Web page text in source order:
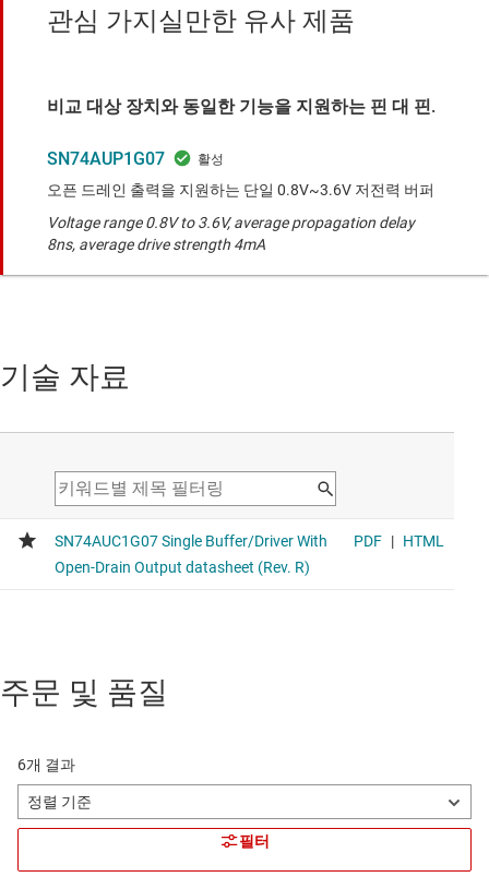
관심 가지실만한 유사 제품
비교 대상 장치와 동일한 기능을 지원하는 핀 대 핀.
SN74AUP1G07
오픈 드레인 출력을 지원하는 단일 0.8V~3.6V 저전력 버퍼
Voltage range 0.8V to 3.6V, average propagation delay
8ns, average drive strength 4mA
기술 자료
주문 및 품질